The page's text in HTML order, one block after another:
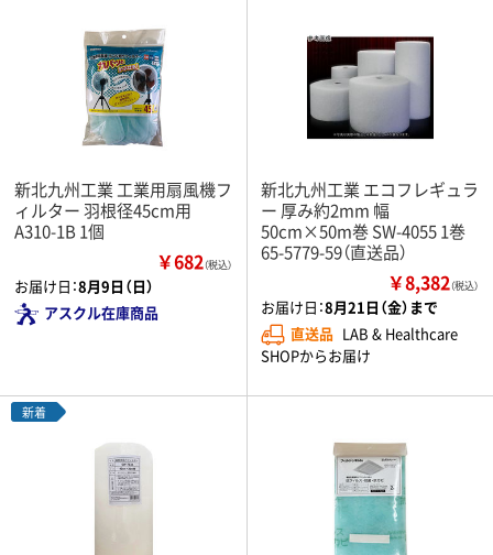
新北九州工業 工業用扇風機フ
ィルター 羽根径45cm用
A310-1B 1個
￥682（税込）
お届け日：8月9日（日）
アスクル在庫商品
新北九州工業 エコフレギュラ
ー 厚み約2mm 幅
50cm×50m巻 SW-4055 1巻
65-5779-59（直送品）
￥8,382（税込）
お届け日：8月21日（金）まで
直送品 LAB & Healthcare
SHOPからお届け
新着